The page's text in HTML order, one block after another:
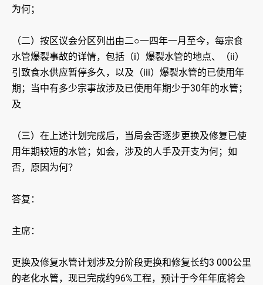
为何；
（二）按区议会分区列出由二○一四年一月至今，每宗食
水管爆裂事故的详情，包括（i）爆裂水管的地点、（ii）
引致食水供应暂停多久，以及（iii）爆裂水管的已使用年
期；当中有多少宗事故涉及已使用年期少于30年的水管；
及
（三）在上述计划完成后，当局会否逐步更换及修复已使
用年期较短的水管；如会，涉及的人手及开支为何；如
否，原因为何？
答复：
主席：
更换及修复水管计划涉及分阶段更换和修复长约3 000公里
的老化水管，现已完成约96%工程，预计于今年年底将会